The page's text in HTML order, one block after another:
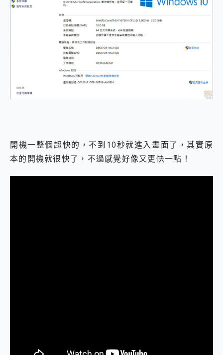
開機一整個超快的，不到10秒就進入畫面了，其實原
本的開機就很快了，不過感覺好像又更快一點！